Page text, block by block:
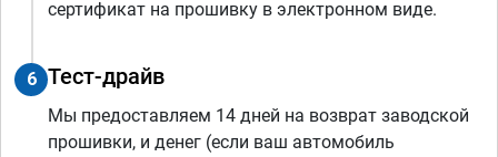
сертификат на прошивку в электронном виде.
6 Тест-драйв
Мы предоставляем 14 дней на возврат заводской
прошивки, и денег (если ваш автомобиль